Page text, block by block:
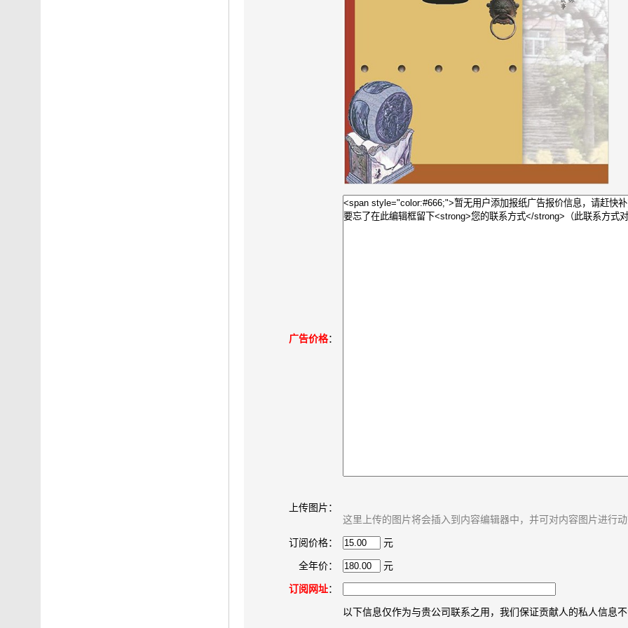
广告价格：
上传图片：
这里上传的图片将会插入到内容编辑器中，并可对内容图片进行
订阅价格： 元
全年价： 元
订阅网址：
以下信息仅作为与贵公司联系之用，我们保证贡献人的私人信息